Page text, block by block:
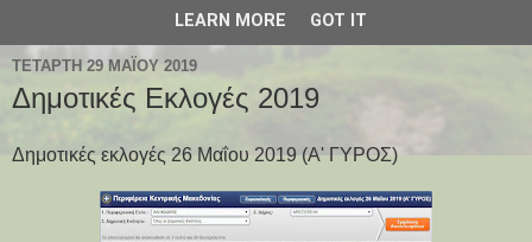
ΤΕΤΆΡΤΗ 29 ΜΑΪ́ΟΥ 2019
Δημοτικές Εκλογές 2019
Δημοτικές εκλογές 26 Μαΐου 2019 (Α' ΓΥΡΟΣ)
LEARN MORE GOT IT